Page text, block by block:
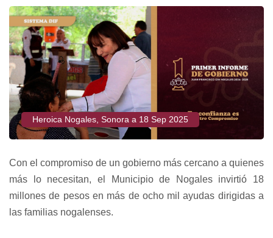
Heroica Nogales, Sonora a 18 Sep 2025
Con el compromiso de un gobierno más cercano a quienes
más lo necesitan, el Municipio de Nogales invirtió 18
millones de pesos en más de ocho mil ayudas dirigidas a
las familias nogalenses.